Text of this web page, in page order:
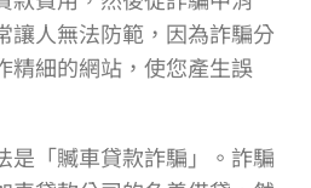
讓人無法防範，因為詐騙分
精細的網站，使您產生誤
是「贓車貸款詐騙」。詐騙